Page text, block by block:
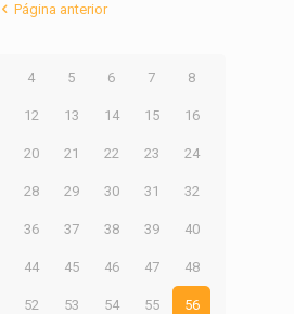
Página anterior
4 5 6 7 8
12 13 14 15 16
20 21 22 23 24
28 29 30 31 32
36 37 38 39 40
44 45 46 47 48
52 53 54 55 56